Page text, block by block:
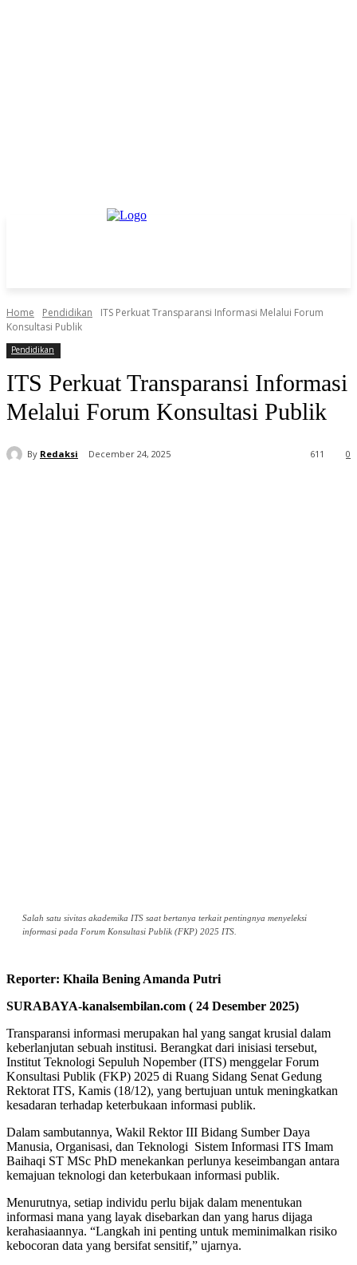
Home Pendidikan
ITS Perkuat Transparansi Informasi Melalui Forum
Konsultasi Publik
Pendidikan
ITS Perkuat Transparansi Informasi
Melalui Forum Konsultasi Publik
By Redaksi December 24, 2025 0
611
Salah satu sivitas akademika ITS saat bertanya terkait pentingnya menyeleksi
informasi pada Forum Konsultasi Publik (FKP) 2025 ITS.
Reporter: Khaila Bening Amanda Putri
SURABAYA-kanalsembilan.com ( 24 Desember 2025)
Transparansi informasi merupakan hal yang sangat krusial dalam
keberlanjutan sebuah institusi. Berangkat dari inisiasi tersebut,
Institut Teknologi Sepuluh Nopember (ITS) menggelar Forum
Konsultasi Publik (FKP) 2025 di Ruang Sidang Senat Gedung
Rektorat ITS, Kamis (18/12), yang bertujuan untuk meningkatkan
kesadaran terhadap keterbukaan informasi publik.
Dalam sambutannya, Wakil Rektor III Bidang Sumber Daya
Manusia, Organisasi, dan Teknologi Sistem Informasi ITS Imam
Baihaqi ST MSc PhD menekankan perlunya keseimbangan antara
kemajuan teknologi dan keterbukaan informasi publik.
Menurutnya, setiap individu perlu bijak dalam menentukan
informasi mana yang layak disebarkan dan yang harus dijaga
kerahasiaannya. “Langkah ini penting untuk meminimalkan risiko
kebocoran data yang bersifat sensitif,” ujarnya.